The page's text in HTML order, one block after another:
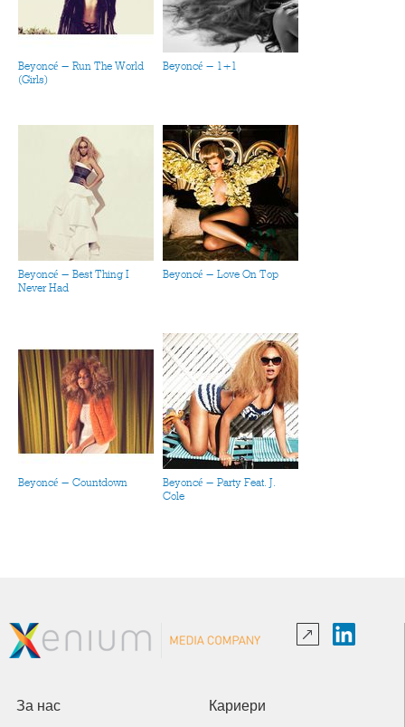
Beyoncé - Run The World
(Girls)
Beyoncé - 1+1
Beyoncé - Best Thing I
Never Had
Beyoncé - Love On Top
Beyoncé - Countdown
Beyoncé - Party Feat. J.
Cole
За нас Кариери